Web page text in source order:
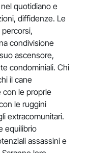
quotidiano e
diffidenze. Le
condivisione
ascensore,
condominiali. Chi
il cane
con le proprie
le ruggini
extracomunitari.
equilibrio
assassini e